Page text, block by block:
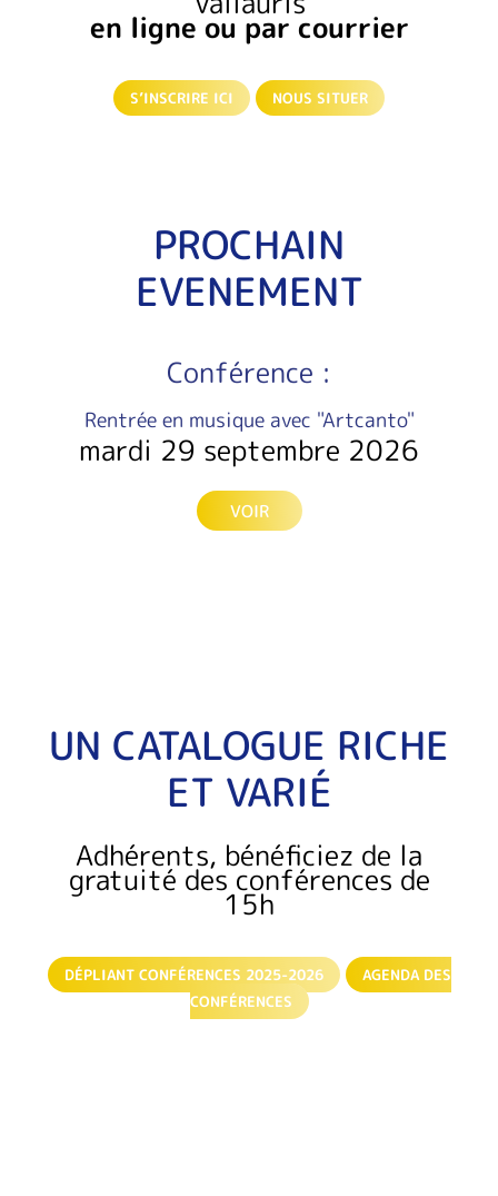
en ligne ou par courrier
S’INSCRIRE ICI NOUS SITUER
PROCHAIN
EVENEMENT
Conférence :
Rentrée en musique avec "Artcanto"
mardi 29 septembre 2026
VOIR
UN CATALOGUE RICHE
ET VARIÉ
Adhérents, bénéficiez de la
gratuité des conférences de
15h
DÉPLIANT CONFÉRENCES 2025-2026
AGENDA DES
CONFÉRENCES